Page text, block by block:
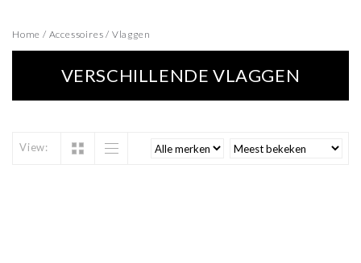
Home / Accessoires / Vlaggen
VERSCHILLENDE VLAGGEN
View: